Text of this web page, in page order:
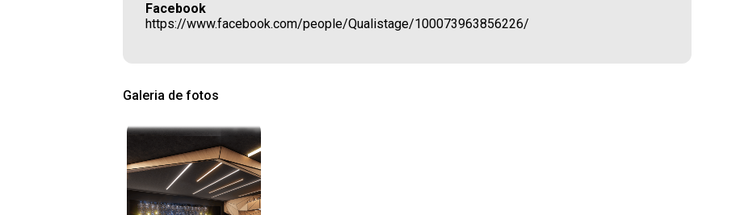
Facebook
https://www.facebook.com/people/Qualistage/100073963856226/
Galeria de fotos